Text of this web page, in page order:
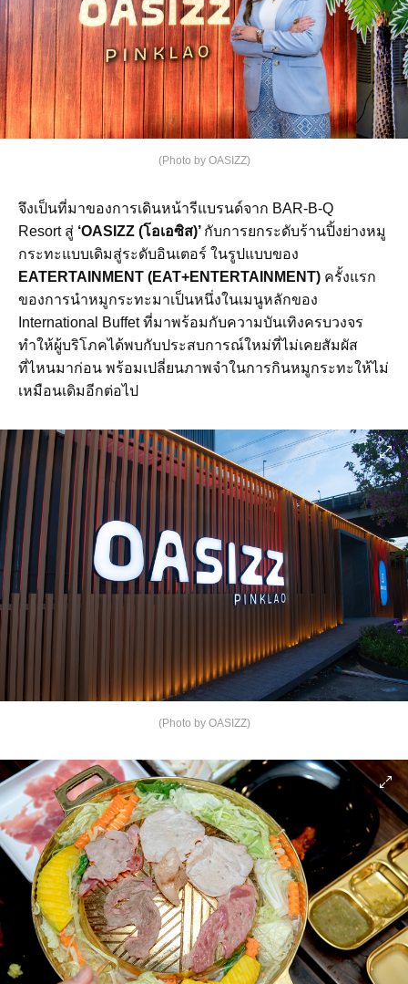
(Photo by OASIZZ)
จึงเป็นที่มาของการเดินหน้ารีแบรนด์จาก BAR-B-Q
Resort สู่ ‘OASIZZ (โอเอซิส)’ กับการยกระดับร้านปิ้งย่างหมู
กระทะแบบเดิมสู่ระดับอินเตอร์ ในรูปแบบของ
EATERTAINMENT (EAT+ENTERTAINMENT) ครั้งแรก
ของการนำหมูกระทะมาเป็นหนึ่งในเมนูหลักของ
International Buffet ที่มาพร้อมกับความบันเทิงครบวงจร
ทำให้ผู้บริโภคได้พบกับประสบการณ์ใหม่ที่ไม่เคยสัมผัส
ที่ไหนมาก่อน พร้อมเปลี่ยนภาพจำในการกินหมูกระทะให้ไม่
เหมือนเดิมอีกต่อไป
(Photo by OASIZZ)